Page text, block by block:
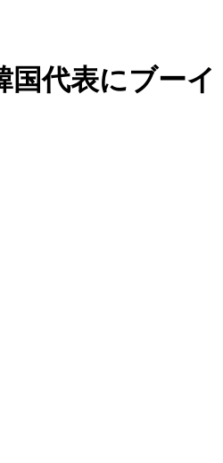
代表にブーイ